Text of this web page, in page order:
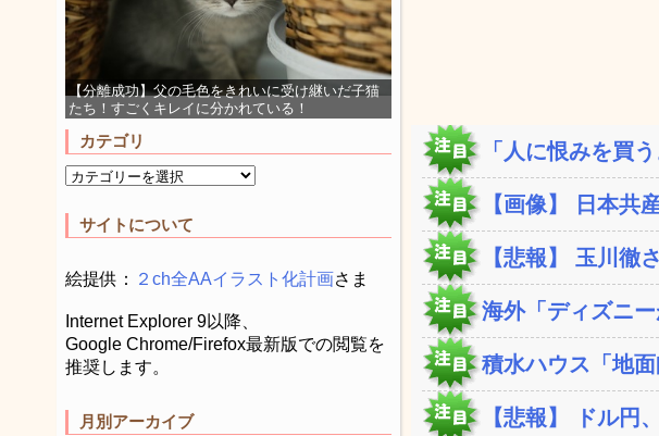
【分離成功】父の毛色をきれいに受け継いだ子猫
たち！すごくキレイに分かれている！
カテゴリ
サイトについて
絵提供： ２ch全AAイラスト化計画さま
Internet Explorer 9以降、
Google Chrome/Firefox最新版での閲覧を
推奨します。
月別アーカイブ
「人に恨みを買
【画像】 日本共
【悲報】 玉川徹
海外「ディズニ
積水ハウス「地
【悲報】 ドル円